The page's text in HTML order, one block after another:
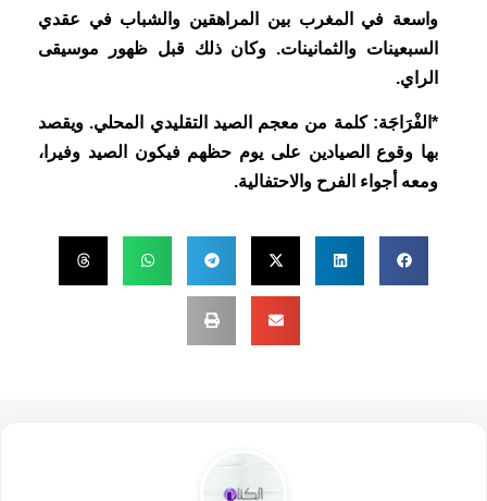
واسعة في المغرب بين المراهقين والشباب في عقدي
السبعينات والثمانينات. وكان ذلك قبل ظهور موسيقى
الراي.
*الفْرَاجَة: كلمة من معجم الصيد التقليدي المحلي. ويقصد
بها وقوع الصيادين على يوم حظهم فيكون الصيد وفيرا،
ومعه أجواء الفرح والاحتفالية.